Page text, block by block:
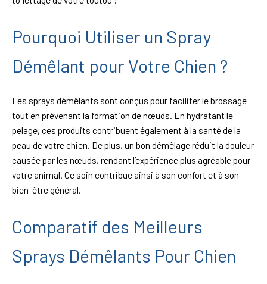
Pourquoi Utiliser un Spray
Démêlant pour Votre Chien ?
Les sprays démêlants sont conçus pour faciliter le brossage
tout en prévenant la formation de nœuds. En hydratant le
pelage, ces produits contribuent également à la santé de la
peau de votre chien. De plus, un bon démêlage réduit la douleur
causée par les nœuds, rendant l’expérience plus agréable pour
votre animal. Ce soin contribue ainsi à son confort et à son
bien-être général.
Comparatif des Meilleurs
Sprays Démêlants Pour Chien